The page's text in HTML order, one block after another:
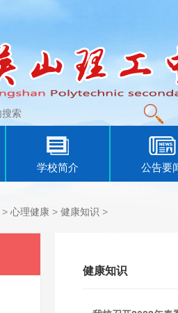
学校简介 公告要
> 心理健康 > 健康知识 >
健康知识